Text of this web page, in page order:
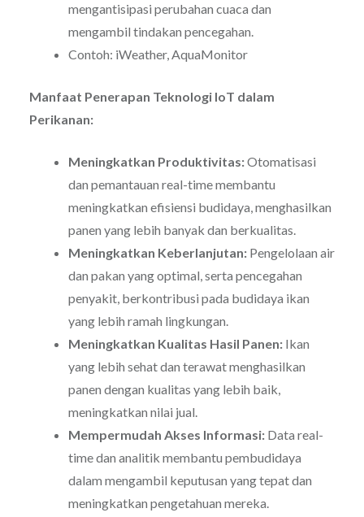
mengantisipasi perubahan cuaca dan
mengambil tindakan pencegahan.
Contoh: iWeather, AquaMonitor
Manfaat Penerapan Teknologi IoT dalam
Perikanan:
Meningkatkan Produktivitas:Otomatisasi
dan pemantauan real-time membantu
meningkatkan efisiensi budidaya, menghasilkan
panen yang lebih banyak dan berkualitas.
Meningkatkan Keberlanjutan:Pengelolaan air
dan pakan yang optimal, serta pencegahan
penyakit, berkontribusi pada budidaya ikan
yang lebih ramah lingkungan.
Meningkatkan Kualitas Hasil Panen:Ikan
yang lebih sehat dan terawat menghasilkan
panen dengan kualitas yang lebih baik,
meningkatkan nilai jual.
Mempermudah Akses Informasi:Data real-
time dan analitik membantu pembudidaya
dalam mengambil keputusan yang tepat dan
meningkatkan pengetahuan mereka.